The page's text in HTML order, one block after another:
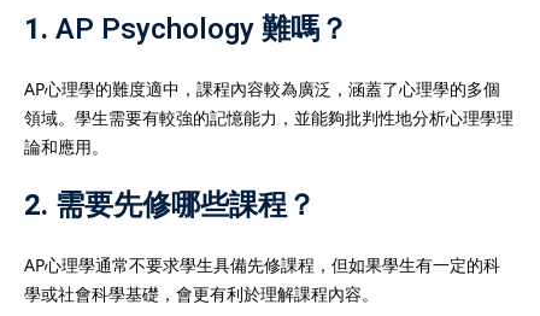
1. AP Psychology 難嗎？
AP心理學的難度適中，課程內容較為廣泛，涵蓋了心理學的多個
領域。學生需要有較強的記憶能力，並能夠批判性地分析心理學理
論和應用。
2. 需要先修哪些課程？
AP心理學通常不要求學生具備先修課程，但如果學生有一定的科
學或社會科學基礎，會更有利於理解課程內容。